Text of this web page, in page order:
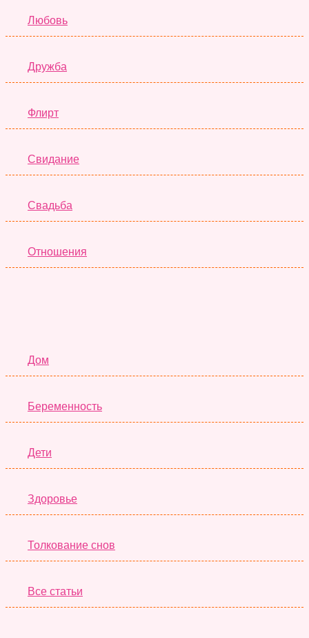
Любовь
Дружба
Флирт
Свидание
Свадьба
Отношения
Дом
Беременность
Дети
Здоровье
Толкование снов
Все статьи